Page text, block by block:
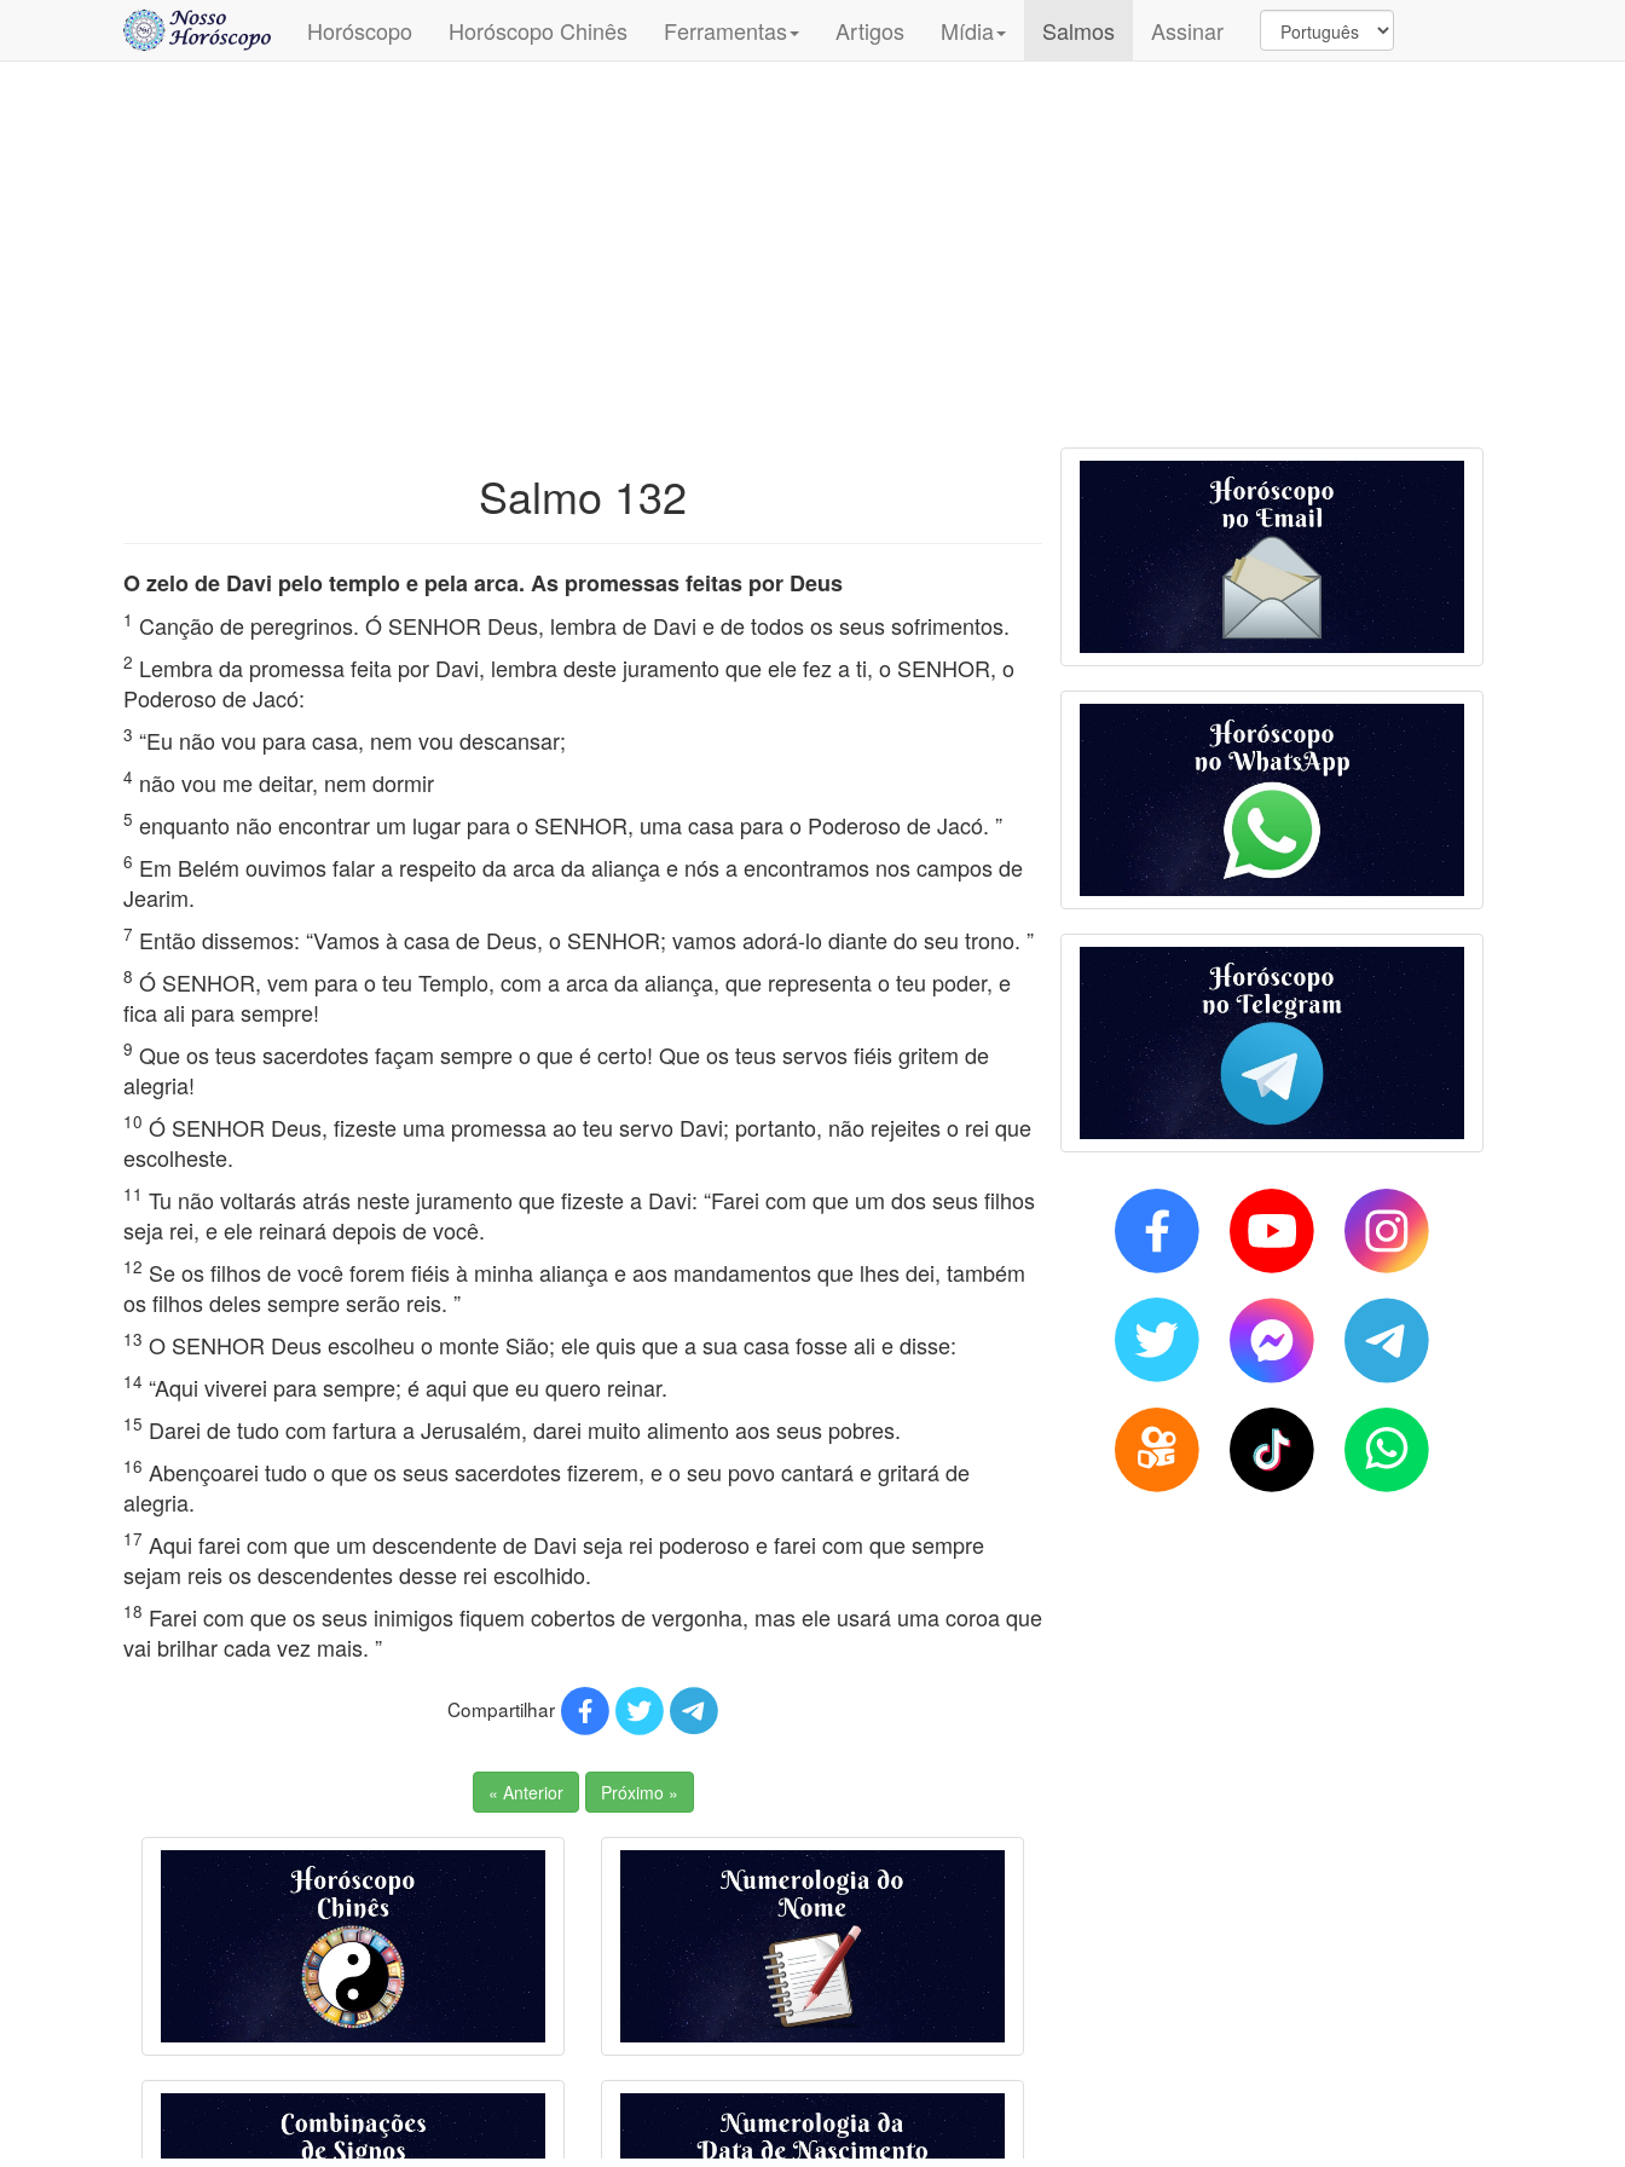
Horóscopo Horóscopo Chinês Ferramentas Artigos Mídia Salmos Assinar
Salmo 132
O zelo de Davi pelo templo e pela arca. As promessas feitas por Deus
1 Canção de peregrinos. Ó SENHOR Deus, lembra de Davi e de todos os seus sofrimentos.
2 Lembra da promessa feita por Davi, lembra deste juramento que ele fez a ti, o SENHOR, o
Poderoso de Jacó:
3 “Eu não vou para casa, nem vou descansar;
4 não vou me deitar, nem dormir
5 enquanto não encontrar um lugar para o SENHOR, uma casa para o Poderoso de Jacó. ”
6 Em Belém ouvimos falar a respeito da arca da aliança e nós a encontramos nos campos de
Jearim.
7 Então dissemos: “Vamos à casa de Deus, o SENHOR; vamos adorá-lo diante do seu trono. ”
8 Ó SENHOR, vem para o teu Templo, com a arca da aliança, que representa o teu poder, e
fica ali para sempre!
9 Que os teus sacerdotes façam sempre o que é certo! Que os teus servos fiéis gritem de
alegria!
10 Ó SENHOR Deus, fizeste uma promessa ao teu servo Davi; portanto, não rejeites o rei que
escolheste.
11 Tu não voltarás atrás neste juramento que fizeste a Davi: “Farei com que um dos seus filhos
seja rei, e ele reinará depois de você.
12 Se os filhos de você forem fiéis à minha aliança e aos mandamentos que lhes dei, também
os filhos deles sempre serão reis. ”
13 O SENHOR Deus escolheu o monte Sião; ele quis que a sua casa fosse ali e disse:
14 “Aqui viverei para sempre; é aqui que eu quero reinar.
15 Darei de tudo com fartura a Jerusalém, darei muito alimento aos seus pobres.
16 Abençoarei tudo o que os seus sacerdotes fizerem, e o seu povo cantará e gritará de
alegria.
17 Aqui farei com que um descendente de Davi seja rei poderoso e farei com que sempre
sejam reis os descendentes desse rei escolhido.
18 Farei com que os seus inimigos fiquem cobertos de vergonha, mas ele usará uma coroa que
vai brilhar cada vez mais. ”
Compartilhar
« Anterior Próximo »